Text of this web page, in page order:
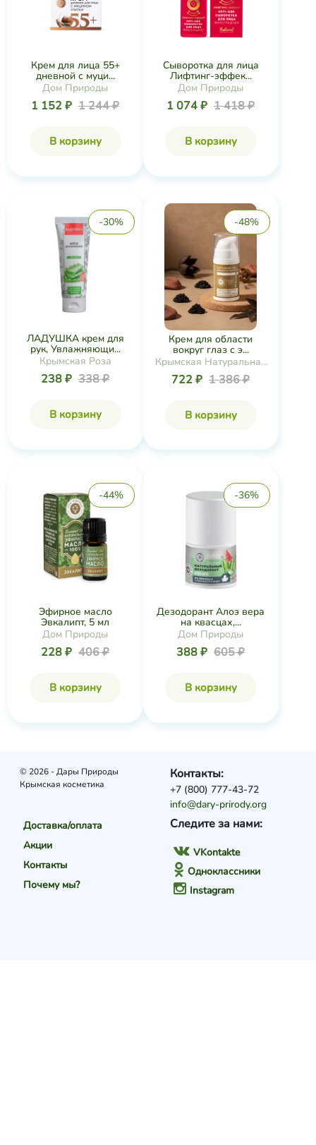
Крем для лица 55+
дневной с муци...
Дом Природы
1 152 ₽ 1 244 ₽
В корзину
Сыворотка для лица
Лифтинг-эффек...
Дом Природы
1 074 ₽ 1 418 ₽
В корзину
-30%
ЛАДУШКА крем для
рук, Увлажняющи...
Крымская Роза
238 ₽ 338 ₽
В корзину
-48%
Крем для области
вокруг глаз с э...
Крымская Натуральная
Коллекция
722 ₽ 1 386 ₽
В корзину
-44%
Эфирное масло
Эвкалипт, 5 мл
Дом Природы
228 ₽ 406 ₽
В корзину
-36%
Дезодорант Алоэ вера
на квасцах,...
Дом Природы
388 ₽ 605 ₽
В корзину
© 2026 - Дары Природы
Крымская косметика
Доставка/оплата
Акции
Контакты
Почему мы?
Следите за нами:
VKontakte
Одноклассники
Instagram
Контакты:
+7 (800) 777-43-72
info@dary-prirody.org